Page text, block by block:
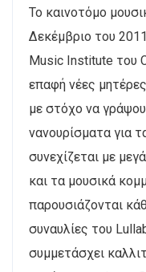
Το καινοτόμο
Δεκέμβριο του
Music Institute του
επαφή νέες
με στόχο να
νανουρίσματα για
συνεχίζεται με
και τα μουσικά
παρουσιάζονται
συναυλίες του
συμμετάσχει